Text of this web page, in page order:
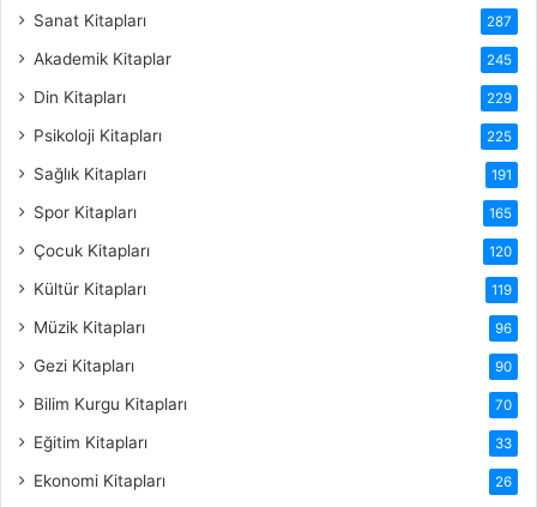
Sanat Kitapları 287
Akademik Kitaplar 245
Din Kitapları 229
Psikoloji Kitapları 225
Sağlık Kitapları 191
Spor Kitapları 165
Çocuk Kitapları 120
Kültür Kitapları 119
Müzik Kitapları 96
Gezi Kitapları 90
Bilim Kurgu Kitapları 70
Eğitim Kitapları 33
Ekonomi Kitapları 26